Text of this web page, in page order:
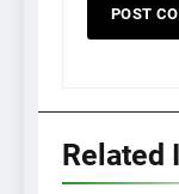
Related